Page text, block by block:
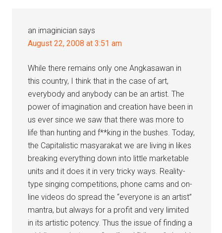
an imaginician says
August 22, 2008 at 3:51 am
While there remains only one Angkasawan in
this country, I think that in the case of art,
everybody and anybody can be an artist. The
power of imagination and creation have been in
us ever since we saw that there was more to
life than hunting and f**king in the bushes. Today,
the Capitalistic masyarakat we are living in likes
breaking everything down into little marketable
units and it does it in very tricky ways. Reality-
type singing competitions, phone cams and on-
line videos do spread the “everyone is an artist”
mantra, but always for a profit and very limited
in its artistic potency. Thus the issue of finding a